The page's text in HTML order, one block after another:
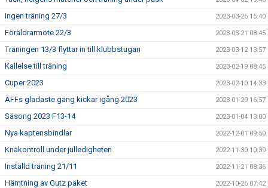
Ingen träning 27/3 2023-03-26 15:40
Föräldrarmöte 22/3 2023-03-21 08:45
Träningen 13/3 flyttar in till klubbstugan 2023-03-12 13:57
Kallelse till träning 2023-02-19 08:45
Cuper 2023 2023-02-10 14:33
ÄFFs gladaste gäng kickar igång 2023 2023-01-29 16:57
Säsong 2023 F13-14 2023-01-04 13:00
Nya kaptensbindlar 2022-12-01 09:50
Knäkontroll under julledigheten 2022-11-30 10:39
Inställd träning 21/11 2022-11-21 08:36
Hämtning av Gutz paket 2022-10-26 07:42